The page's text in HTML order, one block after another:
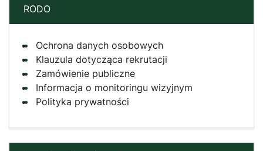
RODO
Ochrona danych osobowych
Klauzula dotycząca rekrutacji
Zamówienie publiczne
Informacja o monitoringu wizyjnym
Polityka prywatności